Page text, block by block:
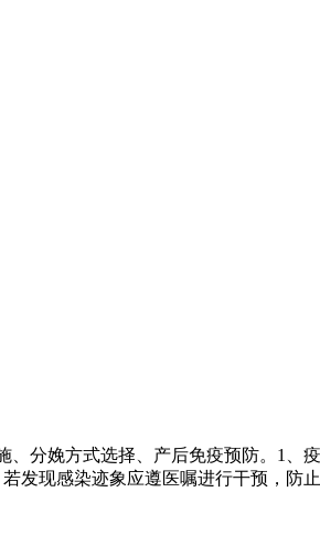
分娩方式选择、产后免疫预防。1、
现感染迹象应遵医嘱进行干预，防